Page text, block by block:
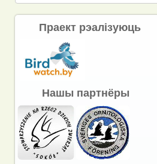
Праект рэалізуюць
Нашы партнёры